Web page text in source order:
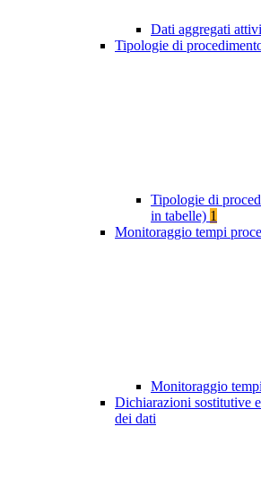
Dati aggregati
Tipologie di
Tipologie di
in tabelle) 1
Monitoraggio tempi
Monitoraggio
Dichiarazioni sostitutive
dei dati